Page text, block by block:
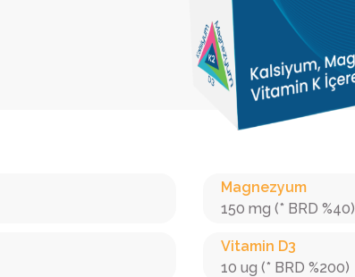
Magnezyum
150 mg (* BRD %40)
Vitamin D3
10 ug (* BRD %200)